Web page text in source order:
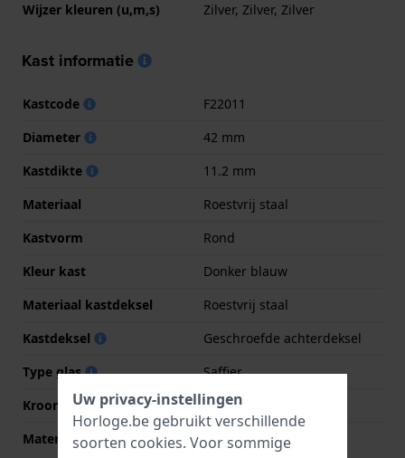
Wijzer kleuren (u,m,s)
Zilver, Zilver, Zilver
Kast informatie
Kastcode
F22011
Diameter
42 mm
Kastdikte
11.2 mm
Materiaal
Roestvrij staal
Kastvorm
Rond
Kleur kast
Donker blauw
Materiaal kastdeksel
Roestvrij staal
Kastdeksel
Geschroefde achterdeksel
Type glas
Saffier
Kroon
Trek kroon
Materiaal bezel
Roestvrij staal
Uw privacy-instellingen
Horloge.be gebruikt verschillende
soorten cookies. Voor sommige